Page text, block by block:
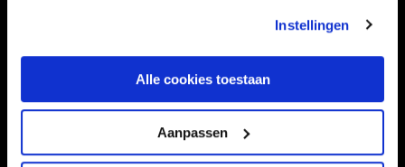
Instellingen
Alle cookies toestaan
Aanpassen
Navigeer naar